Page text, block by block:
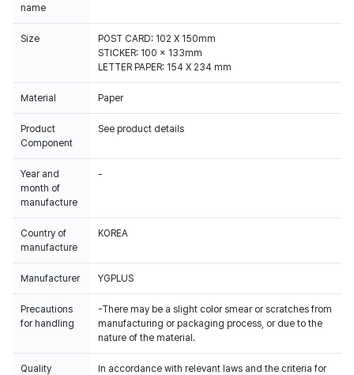
name
Size
POST CARD: 102 X 150mm
STICKER: 100 x 133mm
LETTER PAPER: 154 X 234 mm
Material Paper
Product
Component
See product details
Year and
month of
manufacture
-
Country of
manufacture
KOREA
Manufacturer YGPLUS
Precautions
for handling
-There may be a slight color smear or scratches from
manufacturing or packaging process, or due to the
nature of the material.
Quality
In accordance with relevant laws and the criteria for